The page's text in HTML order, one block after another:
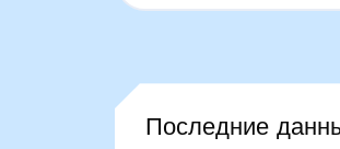
Последние